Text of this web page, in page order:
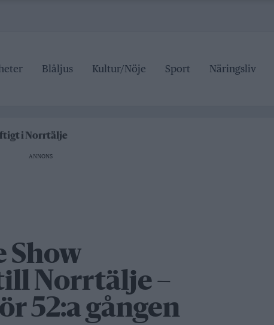
Blåljus Kultur/Nöje Sport Näringsliv
som drabbas
i Norrtälje
Hallstavik
ANNONS
Show
Norrtälje –
52:a gången